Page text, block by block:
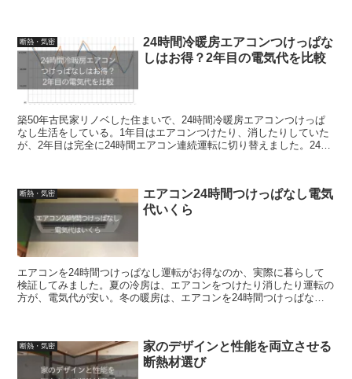
断熱・気密
24時間冷暖房エアコンつけっぱな
しはお得？2年目の電気代を比較
築50年古民家リノベした住まいで、24時間冷暖房エアコンつけっぱ
なし生活をしている。1年目はエアコンつけたり、消したりしていた
が、2年目は完全に24時間エアコン連続運転に切り替えました。24時
断熱・気密
エアコン24時間つけっぱなし電気
代いくら
エアコンを24時間つけっぱなし運転がお得なのか、実際に暮らして
検証してみました。夏の冷房は、エアコンをつけたり消したり運転の
方が、電気代が安い。冬の暖房は、エアコンを24時間つけっぱなし
断熱・気密
家のデザインと性能を両立させる
断熱材選び